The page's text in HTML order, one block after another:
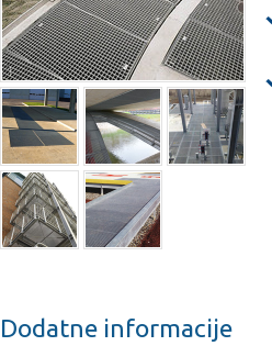
Dodatne informacije